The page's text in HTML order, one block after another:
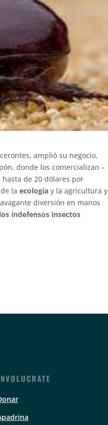
amplió su negocio,
donde los comercializan –
de 20 dólares por
de laecología y la agricultura y
diversión en manos
indefensos insectos